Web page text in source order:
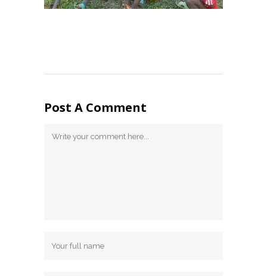
Post A Comment